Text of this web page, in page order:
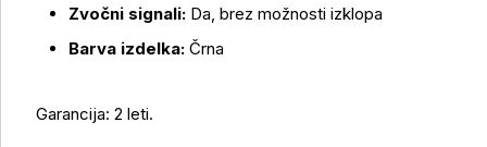
Zvočni signali: Da, brez možnosti izklopa
Barva izdelka: Črna
Garancija: 2 leti.